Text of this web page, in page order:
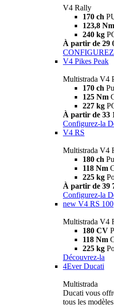
V4 Rally
170 ch
123,8 Nm
240 kg
À partir de 29
V4 Pikes Peak
Multistrada V4
170 ch
125 Nm
227 kg
À partir de 33
Configurez-la
V4 RS
Multistrada V4
180 ch
118 Nm
225 kg
À partir de 39
Configurez-la
new V4 RS 100
Multistrada V4
180 CV
118 Nm
225 kg
Découvrez-la
4Ever Ducati
Multistrada
Ducati vous
tous les